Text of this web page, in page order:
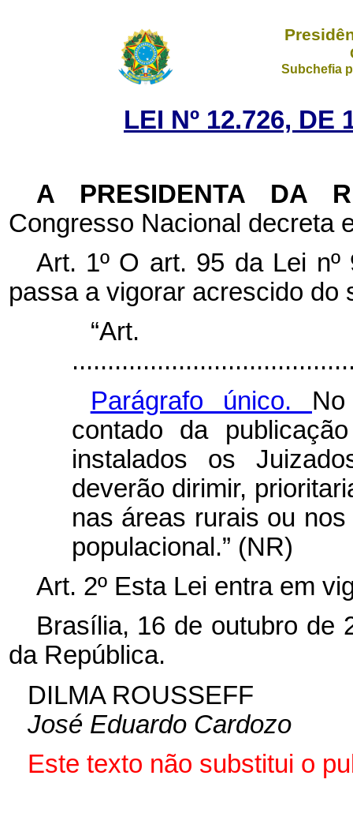
Subchefia
LEI Nº 12.726, DE
A PRESIDENTA DA
Congresso Nacional decreta
Art. 1º O art. 95 da Lei nº
passa a vigorar acrescido do
Parágrafo único.
contado da
instalados os
deverão dirimir,
nas áreas rurais ou
populacional.” (NR)
Art. 2º Esta Lei entra em
Brasília, 16 de outubro de
da República.
DILMA ROUSSEFF
José Eduardo Cardozo
Este texto não substitui o